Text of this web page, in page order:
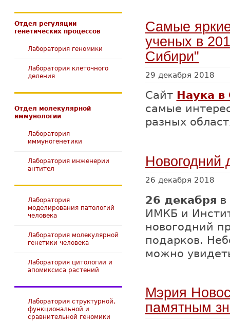
Самые
ученых в
Сибири"
29 декабря 2018
Сайт Наука в
самые
разных
Новогодний
26 декабря 2018
26 декабря
ИМКБ и
новогодний
подарков.
можно
Мэрия
памятным
Отдел регуляции
генетических процессов
Лаборатория геномики
Лаборатория клеточного
деления
Отдел молекулярной
иммунологии
Лаборатория
иммуногенетики
Лаборатория инженерии
антител
Лаборатория
моделирования патологий
человека
Лаборатория молекулярной
генетики человека
Лаборатория цитологии и
апомиксиса растений
Лаборатория структурной,
функциональной и
сравнительной геномики